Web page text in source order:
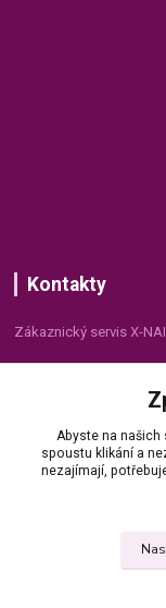
Kontakty
Zákaznický servis X-
+420 735 055
info@x-nails.cz
Abyste na našich
spoustu klikání a
nezajímají,